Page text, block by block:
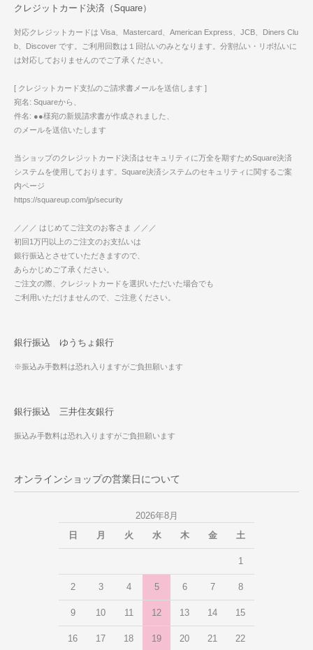
クレジットカード決済（Square）
対応クレジットカードは Visa、Mastercard、American Express、JCB、Diners Clu
b、Discover です。ご利用回数は１回払いのみとなります。分割払い・リボ払いに
は対応しておりませんのでご了承ください。
[ クレジットカード支払のご請求書メールを送信します ]
宛名: Squareから、
件名: ●●様宛の新規請求書が作成されました、
のメールを送信いたします
当ショップのクレジットカード決済はセキュリティに万全を期すためSquare決済
システムを使用しております。Square決済システムのセキュリティに関するご案
内ページ
https://squareup.com/jp/security
／／／ はじめてご注文のお客さま ／／／
初回1万円以上のご注文のお支払いは
銀行振込とさせていただきますので、
あらかじめご了承ください。
ご注文の際、クレジットカードを選択いただいた場合でも
ご利用いただけませんので、ご注意ください。
銀行振込 ゆうちょ銀行
※振込み手数料は恐れ入りますがご負担願います
銀行振込 三井住友銀行
振込み手数料は恐れ入りますがご負担願います
オンラインショップの営業日について
2026年8月
日
月 火 水 木 金 土
1
2 3 4 5 6 7 8
9 10 11 12 13 14 15
16 17 18 19 20 21 22